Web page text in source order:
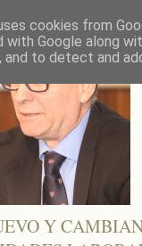
Y
cookies from
with Google along
to detect and